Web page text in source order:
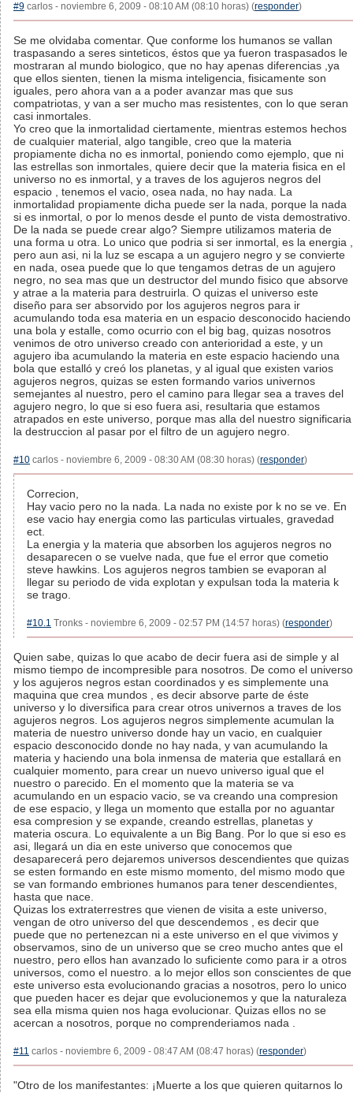
#9 carlos - noviembre 6, 2009 - 08:10 AM (08:10 horas) (responder)
Se me olvidaba comentar. Que conforme los humanos se vallan
traspasando a seres sinteticos, éstos que ya fueron traspasados le
mostraran al mundo biologico, que no hay apenas diferencias ,ya
que ellos sienten, tienen la misma inteligencia, fisicamente son
iguales, pero ahora van a a poder avanzar mas que sus
compatriotas, y van a ser mucho mas resistentes, con lo que seran
casi inmortales.
Yo creo que la inmortalidad ciertamente, mientras estemos hechos
de cualquier material, algo tangible, creo que la materia
propiamente dicha no es inmortal, poniendo como ejemplo, que ni
las estrellas son inmortales, quiere decir que la materia fisica en el
universo no es inmortal, y a traves de los agujeros negros del
espacio , tenemos el vacio, osea nada, no hay nada. La
inmortalidad propiamente dicha puede ser la nada, porque la nada
si es inmortal, o por lo menos desde el punto de vista demostrativo.
De la nada se puede crear algo? Siempre utilizamos materia de
una forma u otra. Lo unico que podria si ser inmortal, es la energia ,
pero aun asi, ni la luz se escapa a un agujero negro y se convierte
en nada, osea puede que lo que tengamos detras de un agujero
negro, no sea mas que un destructor del mundo fisico que absorve
y atrae a la materia para destruirla. O quizas el universo este
diseño para ser absorvido por los agujeros negros para ir
acumulando toda esa materia en un espacio desconocido haciendo
una bola y estalle, como ocurrio con el big bag, quizas nosotros
venimos de otro universo creado con anterioridad a este, y un
agujero iba acumulando la materia en este espacio haciendo una
bola que estalló y creó los planetas, y al igual que existen varios
agujeros negros, quizas se esten formando varios univernos
semejantes al nuestro, pero el camino para llegar sea a traves del
agujero negro, lo que si eso fuera asi, resultaria que estamos
atrapados en este universo, porque mas alla del nuestro significaria
la destruccion al pasar por el filtro de un agujero negro.
#10 carlos - noviembre 6, 2009 - 08:30 AM (08:30 horas) (responder)
Correcion,
Hay vacio pero no la nada. La nada no existe por k no se ve. En
ese vacio hay energia como las particulas virtuales, gravedad
ect.
La energia y la materia que absorben los agujeros negros no
desaparecen o se vuelve nada, que fue el error que cometio
steve hawkins. Los agujeros negros tambien se evaporan al
llegar su periodo de vida explotan y expulsan toda la materia k
se trago.
#10.1 Tronks - noviembre 6, 2009 - 02:57 PM (14:57 horas) (responder)
Quien sabe, quizas lo que acabo de decir fuera asi de simple y al
mismo tiempo de incompresible para nosotros. De como el universo
y los agujeros negros estan coordinados y es simplemente una
maquina que crea mundos , es decir absorve parte de éste
universo y lo diversifica para crear otros univernos a traves de los
agujeros negros. Los agujeros negros simplemente acumulan la
materia de nuestro universo donde hay un vacio, en cualquier
espacio desconocido donde no hay nada, y van acumulando la
materia y haciendo una bola inmensa de materia que estallará en
cualquier momento, para crear un nuevo universo igual que el
nuestro o parecido. En el momento que la materia se va
acumulando en un espacio vacio, se va creando una compresion
de ese espacio, y llega un momento que estalla por no aguantar
esa compresion y se expande, creando estrellas, planetas y
materia oscura. Lo equivalente a un Big Bang. Por lo que si eso es
asi, llegará un dia en este universo que conocemos que
desaparecerá pero dejaremos universos descendientes que quizas
se esten formando en este mismo momento, del mismo modo que
se van formando embriones humanos para tener descendientes,
hasta que nace.
Quizas los extraterrestres que vienen de visita a este universo,
vengan de otro universo del que descendemos , es decir que
puede que no pertenezcan ni a este universo en el que vivimos y
observamos, sino de un universo que se creo mucho antes que el
nuestro, pero ellos han avanzado lo suficiente como para ir a otros
universos, como el nuestro. a lo mejor ellos son conscientes de que
este universo esta evolucionando gracias a nosotros, pero lo unico
que pueden hacer es dejar que evolucionemos y que la naturaleza
sea ella misma quien nos haga evolucionar. Quizas ellos no se
acercan a nosotros, porque no comprenderiamos nada .
#11 carlos - noviembre 6, 2009 - 08:47 AM (08:47 horas) (responder)
"Otro de los manifestantes: ¡Muerte a los que quieren quitarnos lo